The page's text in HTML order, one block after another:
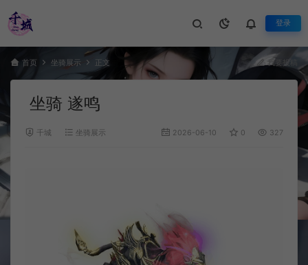
登录
首页 坐骑展示 正文 我要投稿
坐骑 遂鸣
千城 坐骑展示 2026-06-10 0 327